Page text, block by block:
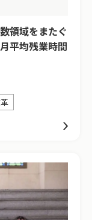
領域をまたぐ
平均残業時間